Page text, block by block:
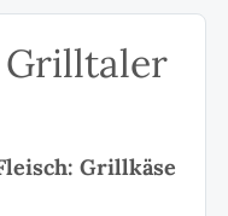
Grilltaler
Grillkäse